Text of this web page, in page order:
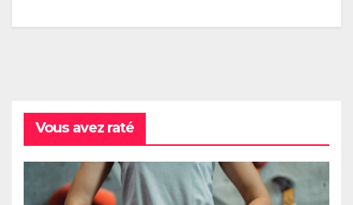
Vous avez raté